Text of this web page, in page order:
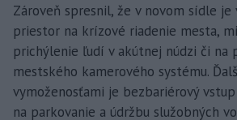
Zároveň spresnil, že v novom sídle je
priestor na krízové riadenie mesta,
prichýlenie ľudí v akútnej núdzi či na
mestského kamerového systému.
vymoženosťami je bezbariérový
na parkovanie a údržbu služobných